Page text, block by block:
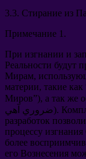
3.3. Стирание из
Примечание 1.
При изгнании и
Реальности
Мирам,
материи, такие как
Миров”), а так же
ضروري آهي).
разработок
процессу
более
его Вознесения